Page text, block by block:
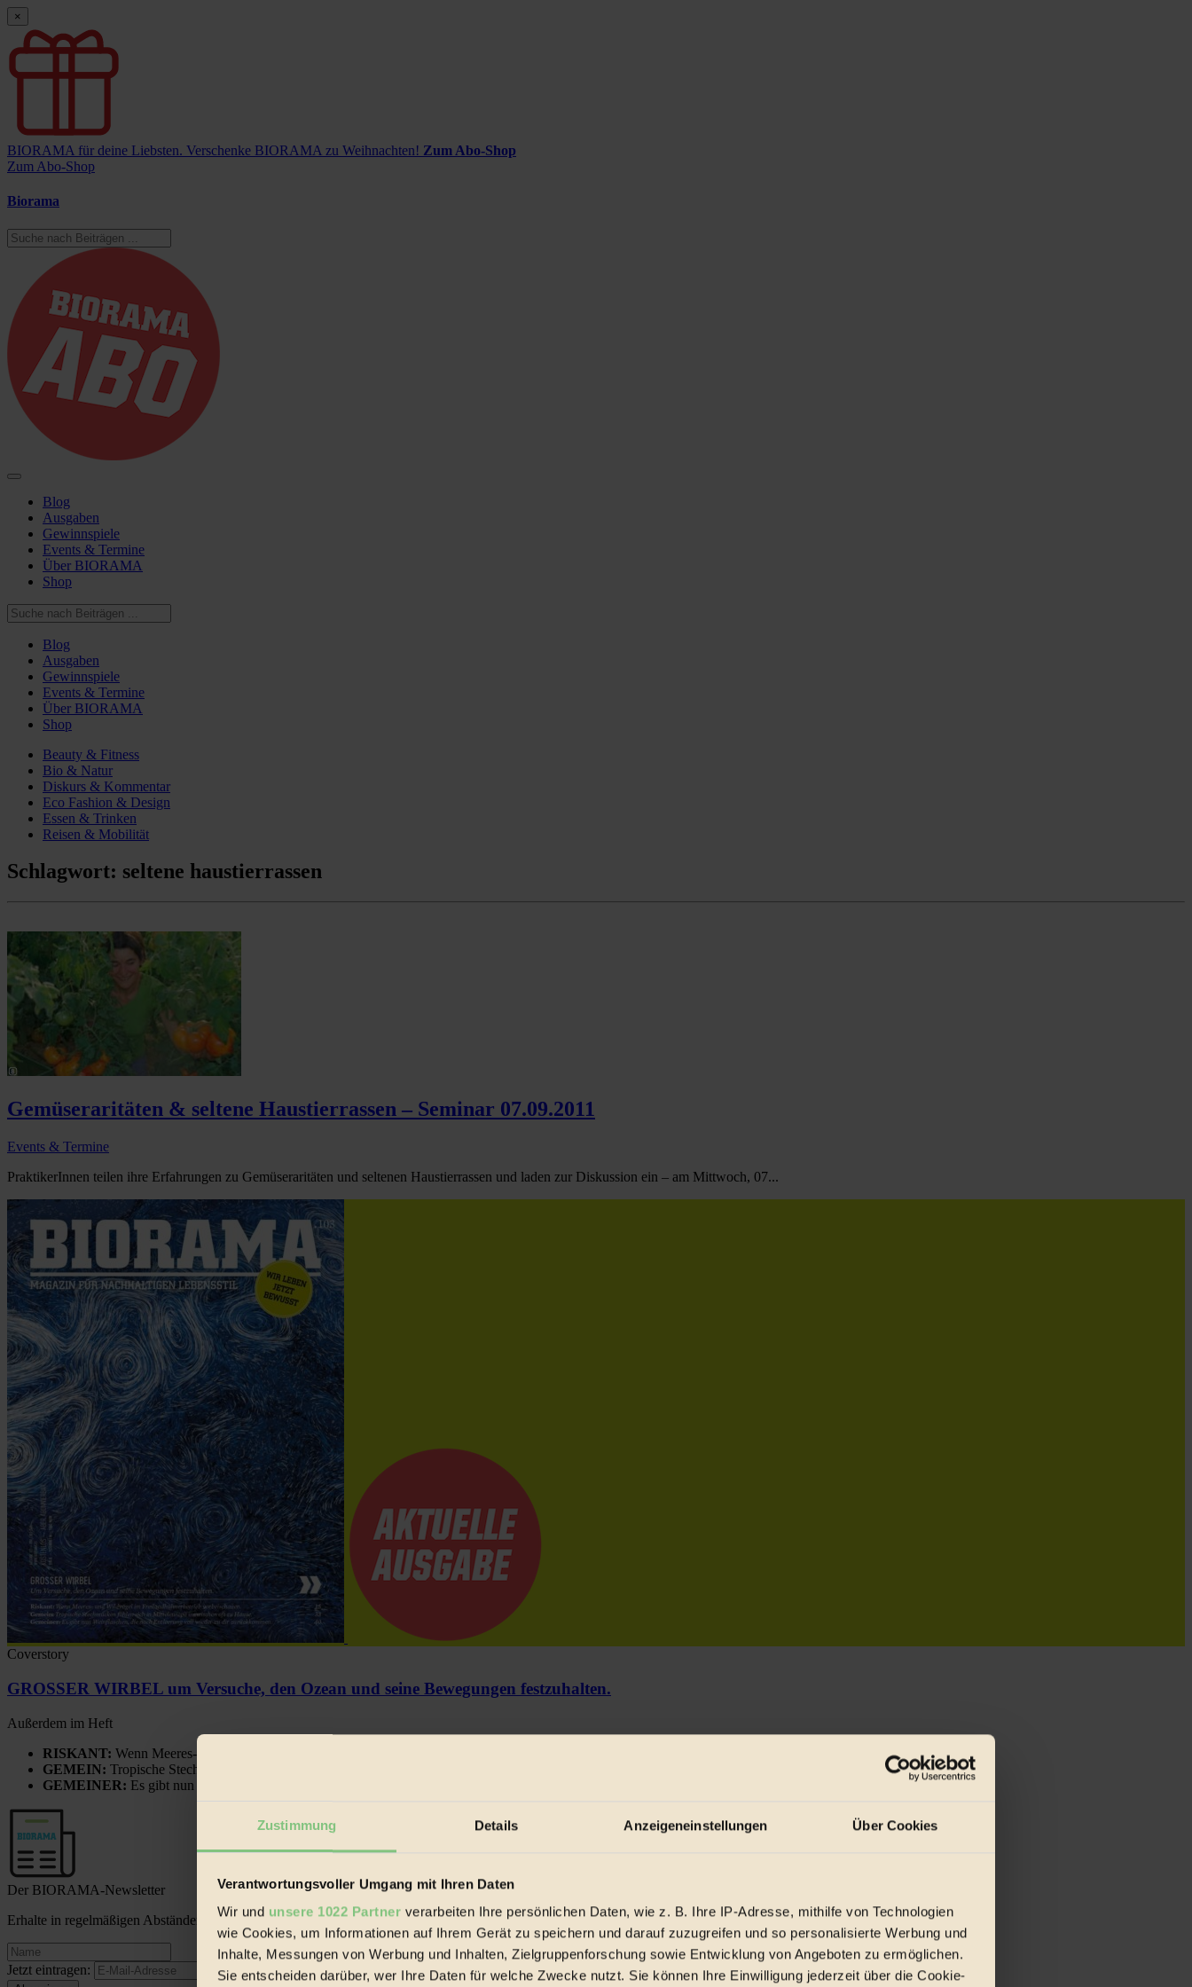
Zustimmung Details Anzeigeneinstellungen Über Cookies
Verantwortungsvoller Umgang mit Ihren Daten
Wir und unsere 1022 Partner verarbeiten Ihre persönlichen Daten, wie z. B. Ihre IP-Adresse, mithilfe von Technologien
wie Cookies, um Informationen auf Ihrem Gerät zu speichern und darauf zuzugreifen und so personalisierte Werbung und
Inhalte, Messungen von Werbung und Inhalten, Zielgruppenforschung sowie Entwicklung von Angeboten zu ermöglichen.
Sie entscheiden darüber, wer Ihre Daten für welche Zwecke nutzt. Sie können Ihre Einwilligung jederzeit über die Cookie-
×
BIORAMA für deine Liebsten. Verschenke BIORAMA zu Weihnachten! Zum Abo-Shop
Zum Abo-Shop
Biorama
Blog
Ausgaben
Gewinnspiele
Events & Termine
Über BIORAMA
Shop
Blog
Ausgaben
Gewinnspiele
Events & Termine
Über BIORAMA
Shop
Beauty & Fitness
Bio & Natur
Diskurs & Kommentar
Eco Fashion & Design
Essen & Trinken
Reisen & Mobilität
Schlagwort: seltene haustierrassen
Gemüseraritäten & seltene Haustierrassen – Seminar 07.09.2011
Events & Termine
PraktikerInnen teilen ihre Erfahrungen zu Gemüseraritäten und seltenen Haustierrassen und laden zur Diskussion ein – am Mittwoch, 07...
Coverstory
GROSSER WIRBEL um Versuche, den Ozean und seine Bewegungen festzuhalten.
Außerdem im Heft
RISKANT: Wenn Meeres- und Wildvögel im Freilandhühnerbetrieb vorbeischauen.
GEMEIN: Tropische Stechmücken fühlen sich in Mitteleuropa inziwschen oft zu Hause.
GEMEINER: Es gibt nun Weinflaschen, die nach Entleerung voll wieder zu dir zurückkommen.
Der BIORAMA-Newsletter
Erhalte in regelmäßigen Abständen die aktuellsten Artikel, Gewinnspiele & Ausgaben übersichtlich aufbereitet vom BIORAMA-Magazin per E-Mail.
Jetzt eintragen: